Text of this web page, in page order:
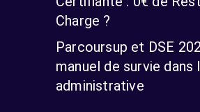
Charge ?
Parcoursup et DSE
manuel de survie dans
administrative